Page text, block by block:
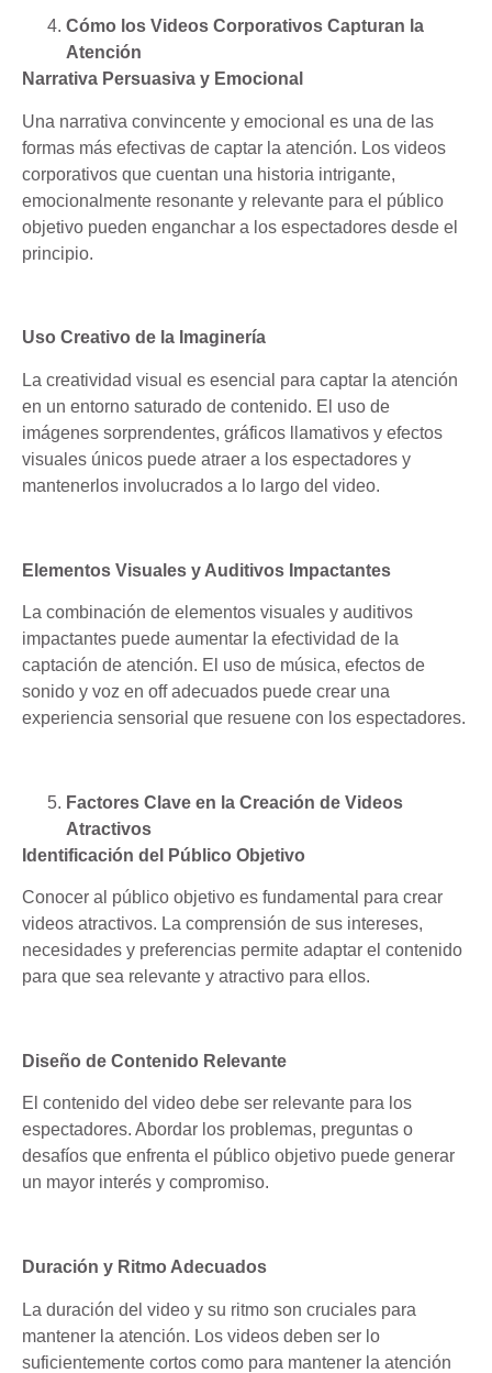
Cómo los Videos Corporativos Capturan la
Atención
Narrativa Persuasiva y Emocional
Una narrativa convincente y emocional es una de las
formas más efectivas de captar la atención. Los videos
corporativos que cuentan una historia intrigante,
emocionalmente resonante y relevante para el público
objetivo pueden enganchar a los espectadores desde el
principio.
Uso Creativo de la Imaginería
La creatividad visual es esencial para captar la atención
en un entorno saturado de contenido. El uso de
imágenes sorprendentes, gráficos llamativos y efectos
visuales únicos puede atraer a los espectadores y
mantenerlos involucrados a lo largo del video.
Elementos Visuales y Auditivos Impactantes
La combinación de elementos visuales y auditivos
impactantes puede aumentar la efectividad de la
captación de atención. El uso de música, efectos de
sonido y voz en off adecuados puede crear una
experiencia sensorial que resuene con los espectadores.
Factores Clave en la Creación de Videos
Atractivos
Identificación del Público Objetivo
Conocer al público objetivo es fundamental para crear
videos atractivos. La comprensión de sus intereses,
necesidades y preferencias permite adaptar el contenido
para que sea relevante y atractivo para ellos.
Diseño de Contenido Relevante
El contenido del video debe ser relevante para los
espectadores. Abordar los problemas, preguntas o
desafíos que enfrenta el público objetivo puede generar
un mayor interés y compromiso.
Duración y Ritmo Adecuados
La duración del video y su ritmo son cruciales para
mantener la atención. Los videos deben ser lo
suficientemente cortos como para mantener la atención